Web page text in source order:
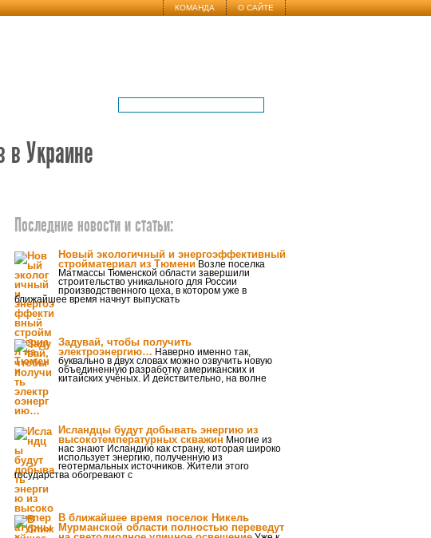
КОМАНДА О САЙТЕ
в Украине
Последние новости и статьи:
Новый экологичный и энергоэффективный
стройматериал из Тюмени Возле поселка
Матмассы Тюменской области завершили
строительство уникального для России
производственного цеха, в котором уже в
ближайшее время начнут выпускать
Задувай, чтобы получить
электроэнергию… Наверно именно так,
буквально в двух словах можно озвучить новую
объединенную разработку американских и
китайских учёных. И действительно, на волне
Исландцы будут добывать энергию из
высокотемпературных скважин Многие из
нас знают Исландию как страну, которая широко
использует энергию, полученную из
геотермальных источников. Жители этого
государства обогревают с
В ближайшее время поселок Никель
Мурманской области полностью переведут